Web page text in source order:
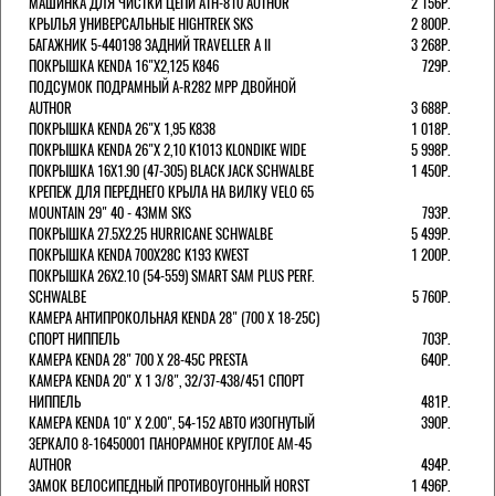
КРЫЛЬЯ УНИВЕРСАЛЬНЫЕ HIGHTREK SKS
2 800Р.
БАГАЖНИК 5-440198 ЗАДНИЙ TRAVELLER A II
3 268Р.
ПОКРЫШКА KENDA 16"Х2,125 K846
729Р.
ПОДСУМОК ПОДРАМНЫЙ A-R282 MPP ДВОЙНОЙ
AUTHOR
3 688Р.
ПОКРЫШКА KENDA 26"Х 1,95 K838
1 018Р.
ПОКРЫШКА KENDA 26"Х 2,10 K1013 KLONDIKE WIDE
5 998Р.
ПОКРЫШКА 16X1.90 (47-305) BLACK JACK SCHWALBE
1 450Р.
КРЕПЕЖ ДЛЯ ПЕРЕДНЕГО КРЫЛА НА ВИЛКУ VELO 65
MOUNTAIN 29" 40 - 43ММ SKS
793Р.
ПОКРЫШКА 27.5X2.25 HURRICANE SCHWALBE
5 499Р.
ПОКРЫШКА KENDA 700Х28С K193 KWEST
1 200Р.
ПОКРЫШКА 26X2.10 (54-559) SMART SAM PLUS PERF.
SCHWALBE
5 760Р.
КАМЕРА АНТИПРОКОЛЬНАЯ KENDA 28" (700 Х 18-25C)
СПОРТ НИППЕЛЬ
703Р.
КАМЕРА KENDA 28" 700 Х 28-45С PRESTA
640Р.
КАМЕРА KENDA 20" Х 1 3/8", 32/37-438/451 СПОРТ
НИППЕЛЬ
481Р.
КАМЕРА KENDA 10" Х 2.00", 54-152 АВТО ИЗОГНУТЫЙ
390Р.
ЗЕРКАЛО 8-16450001 ПАНОРАМНОЕ КРУГЛОЕ AM-45
AUTHOR
494Р.
ЗАМОК ВЕЛОСИПЕДНЫЙ ПРОТИВОУГОННЫЙ HORST
1 496Р.